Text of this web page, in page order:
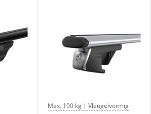
Max. 100 kg | Vleugelvormig